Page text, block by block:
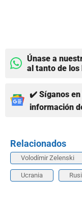
Únase a
al tanto de los
✔️ Síganos en
información
Relacionados
Volodímir Zelenski
Ucrania